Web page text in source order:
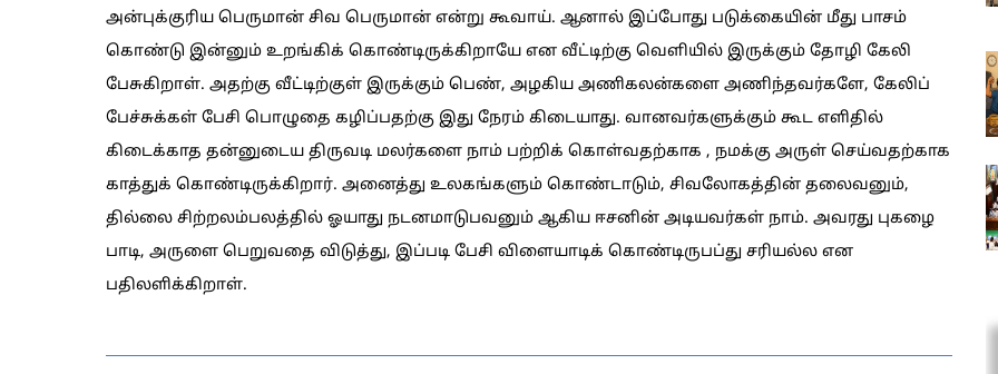
அன்புக்குரிய பெருமான் சிவ பெருமான் என்று கூவாய். ஆனால் இப்போது படுக்கையின் மீது பாசம்
கொண்டு இன்னும் உறங்கிக் கொண்டிருக்கிறாயே என வீட்டிற்கு வெளியில் இருக்கும் தோழி கேலி
பேசுகிறாள். அதற்கு வீட்டிற்குள் இருக்கும் பெண், அழகிய அணிகலன்களை அணிந்தவர்களே, கேலிப்
பேச்சுக்கள் பேசி பொழுதை கழிப்பதற்கு இது நேரம் கிடையாது. வானவர்களுக்கும் கூட எளிதில்
கிடைக்காத தன்னுடைய திருவடி மலர்களை நாம் பற்றிக் கொள்வதற்காக , நமக்கு அருள் செய்வதற்காக
காத்துக் கொண்டிருக்கிறார். அனைத்து உலகங்களும் கொண்டாடும், சிவலோகத்தின் தலைவனும்,
தில்லை சிற்றலம்பலத்தில் ஓயாது நடனமாடுபவனும் ஆகிய ஈசனின் அடியவர்கள் நாம். அவரது புகழை
பாடி, அருளை பெறுவதை விடுத்து, இப்படி பேசி விளையாடிக் கொண்டிருபப்து சரியல்ல என
பதிலளிக்கிறாள்.